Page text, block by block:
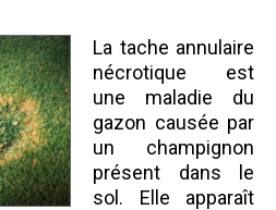
La tache annulaire
nécrotique est
une maladie du
gazon causée par
un champignon
présent dans le
sol. Elle apparaît